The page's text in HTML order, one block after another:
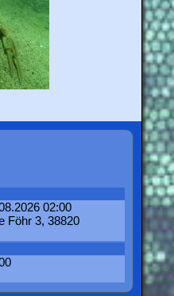
02:00
Föhr 3, 38820